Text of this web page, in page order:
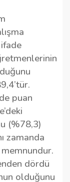
puan
(%78,3)
zamanda
dördü
olduğunu